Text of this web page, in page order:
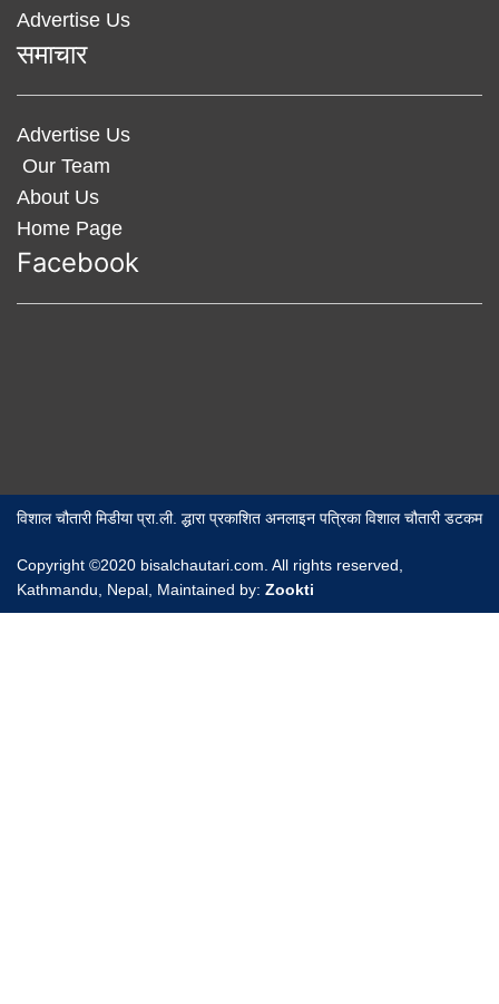
Advertise Us
समाचार
Advertise Us
Our Team
About Us
Home Page
Facebook
विशाल चौतारी मिडीया प्रा.ली. द्धारा प्रकाशित अनलाइन पत्रिका विशाल चौतारी डटकम
Copyright ©2020 bisalchautari.com. All rights reserved,
Kathmandu, Nepal, Maintained by: Zookti